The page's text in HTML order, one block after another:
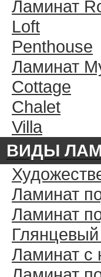
Ламинат
Loft
Penthouse
Ламинат
Cottage
Chalet
Villa
ВИДЫ
Ламинат
Ламинат
Ламинат с